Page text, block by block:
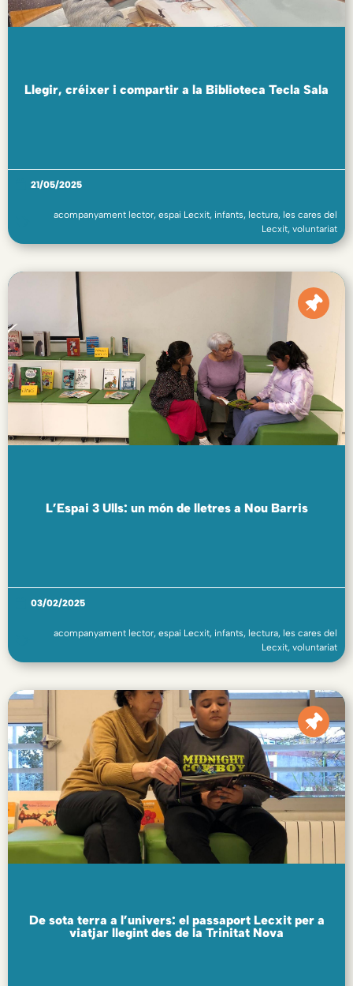
Llegir, créixer i compartir a la Biblioteca Tecla Sala
21/05/2025
acompanyament lector, espai Lecxit, infants, lectura, les cares del
Lecxit, voluntariat
L’Espai 3 Ulls: un món de lletres a Nou Barris
03/02/2025
acompanyament lector, espai Lecxit, infants, lectura, les cares del
Lecxit, voluntariat
De sota terra a l’univers: el passaport Lecxit per a
viatjar llegint des de la Trinitat Nova